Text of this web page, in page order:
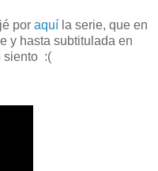
por aquí la serie, que en
y hasta subtitulada en
siento :(